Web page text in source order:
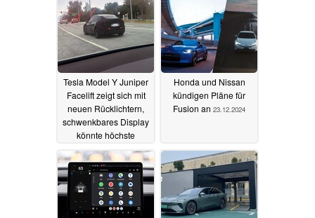
25.12.2024
Tesla Model Y Juniper
Facelift zeigt sich mit
neuen Rücklichtern,
schwenkbares Display
könnte höchste
Pixeldichte aller Tesla-
Fahrzeuge bieten
23.12.2024
Honda und Nissan
kündigen Pläne für
Fusion an 23.12.2024